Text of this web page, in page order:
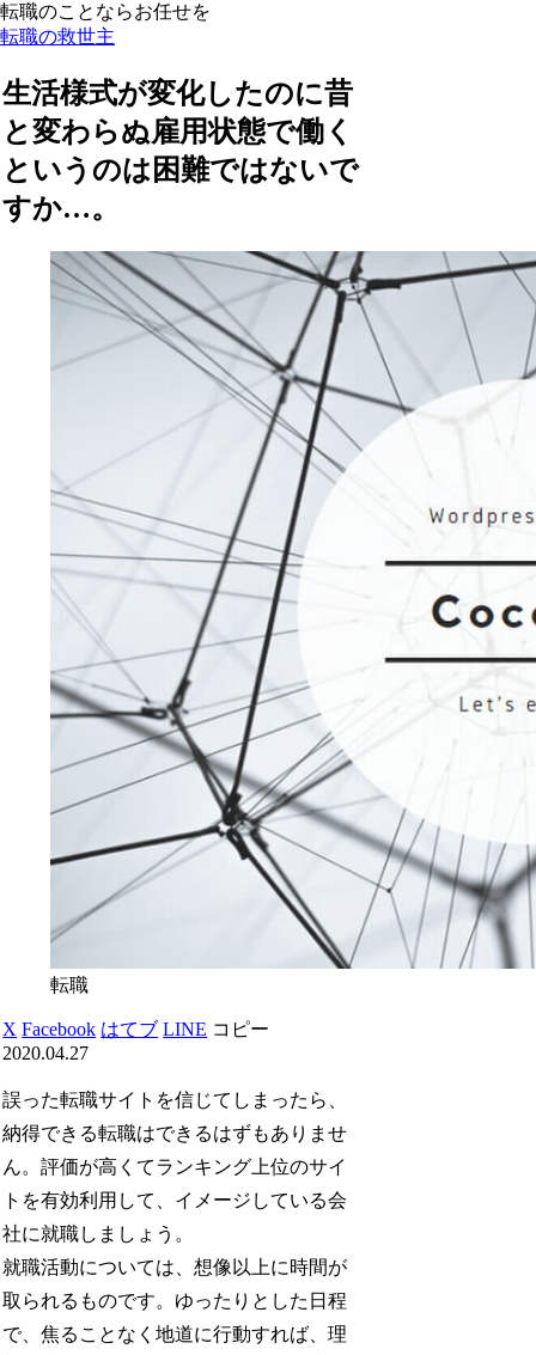
転職のことならお任せを
転職の救世主
生活様式が変化したのに昔
と変わらぬ雇用状態で働く
というのは困難ではないで
すか…。
転職
X Facebook はてブ LINE コピー
2020.04.27
誤った転職サイトを信じてしまったら、
納得できる転職はできるはずもありませ
ん。評価が高くてランキング上位のサイ
トを有効利用して、イメージしている会
社に就職しましょう。
就職活動については、想像以上に時間が
取られるものです。ゆったりとした日程
で、焦ることなく地道に行動すれば、理